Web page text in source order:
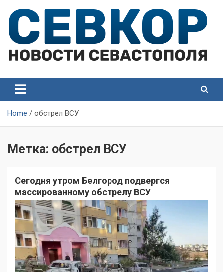
content
Севастополя
Севастополя
Home обстрел ВСУ
Метка: обстрел ВСУ
Сегодня утром Белгород подвергся
массированному обстрелу ВСУ